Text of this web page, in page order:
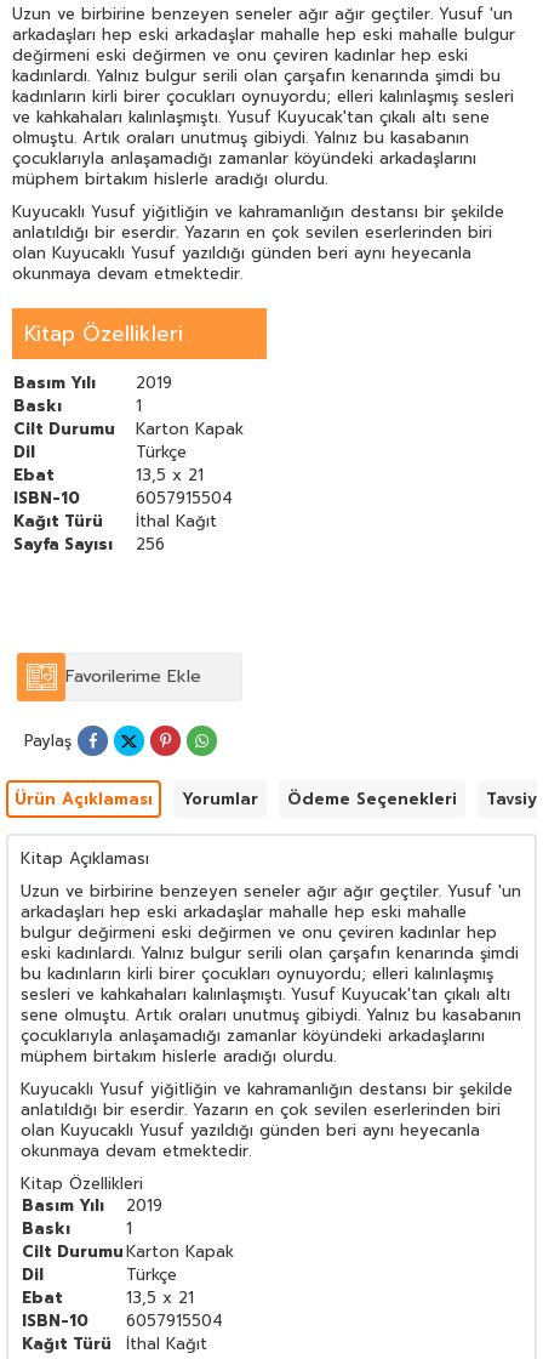
Uzun ve birbirine benzeyen seneler ağır ağır geçtiler. Yusuf 'un
arkadaşları hep eski arkadaşlar mahalle hep eski mahalle bulgur
değirmeni eski değirmen ve onu çeviren kadınlar hep eski
kadınlardı. Yalnız bulgur serili olan çarşafın kenarında şimdi bu
kadınların kirli birer çocukları oynuyordu; elleri kalınlaşmış sesleri
ve kahkahaları kalınlaşmıştı. Yusuf Kuyucak'tan çıkalı altı sene
olmuştu. Artık oraları unutmuş gibiydi. Yalnız bu kasabanın
çocuklarıyla anlaşamadığı zamanlar köyündeki arkadaşlarını
müphem birtakım hislerle aradığı olurdu.
Kuyucaklı Yusuf yiğitliğin ve kahramanlığın destansı bir şekilde
anlatıldığı bir eserdir. Yazarın en çok sevilen eserlerinden biri
olan Kuyucaklı Yusuf yazıldığı günden beri aynı heyecanla
okunmaya devam etmektedir.
Kitap Özellikleri
Basım Yılı
2019
Baskı
1
Cilt Durumu
Karton Kapak
Dil
Türkçe
Ebat
13,5 x 21
ISBN-10
6057915504
Kağıt Türü
İthal Kağıt
Sayfa Sayısı
256
Favorilerime Ekle
Paylaş
Ürün Açıklaması Yorumlar Ödeme Seçenekleri
Kitap Açıklaması
Uzun ve birbirine benzeyen seneler ağır ağır geçtiler. Yusuf 'un
arkadaşları hep eski arkadaşlar mahalle hep eski mahalle
bulgur değirmeni eski değirmen ve onu çeviren kadınlar hep
eski kadınlardı. Yalnız bulgur serili olan çarşafın kenarında şimdi
bu kadınların kirli birer çocukları oynuyordu; elleri kalınlaşmış
sesleri ve kahkahaları kalınlaşmıştı. Yusuf Kuyucak'tan çıkalı altı
sene olmuştu. Artık oraları unutmuş gibiydi. Yalnız bu kasabanın
çocuklarıyla anlaşamadığı zamanlar köyündeki arkadaşlarını
müphem birtakım hislerle aradığı olurdu.
Kuyucaklı Yusuf yiğitliğin ve kahramanlığın destansı bir şekilde
anlatıldığı bir eserdir. Yazarın en çok sevilen eserlerinden biri
olan Kuyucaklı Yusuf yazıldığı günden beri aynı heyecanla
okunmaya devam etmektedir.
Kitap Özellikleri
Basım Yılı
2019
Baskı
1
Cilt DurumuKarton Kapak
Dil
Türkçe
Ebat
13,5 x 21
ISBN-10
6057915504
Kağıt Türü
İthal Kağıt